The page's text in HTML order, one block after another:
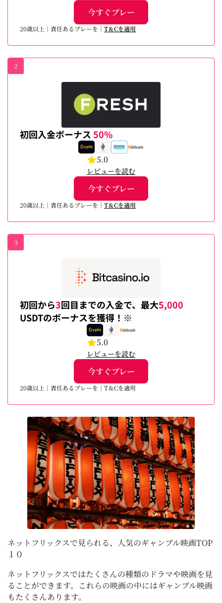
今すぐプレー
20歳以上｜責任あるプレーを｜ T＆Cを適用
2
初回入金ボーナス50%
5.0
レビューを読む
今すぐプレー
20歳以上｜責任あるプレーを｜ T＆Cを適用
3
初回から3回目までの入金で、最大5,000
USDTのボーナスを獲得！※
5.0
レビューを読む
今すぐプレー
20歳以上｜責任あるプレーを｜T＆Cを適用
ネットフリックスで見られる、人気のギャンブル映画TOP
１０
ネットフリックスではたくさんの種類のドラマや映画を見
ることができます。これらの映画の中にはギャンブル映画
もたくさんあります。